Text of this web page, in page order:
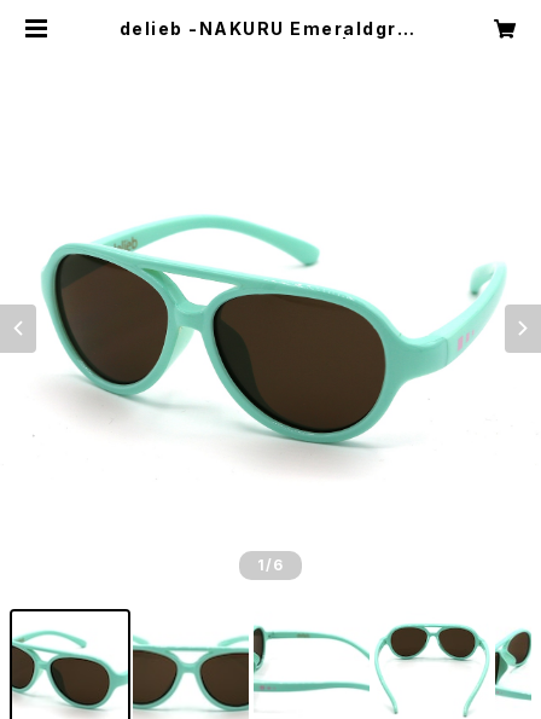
delieb -NAKURU Emeraldgree
1 /6